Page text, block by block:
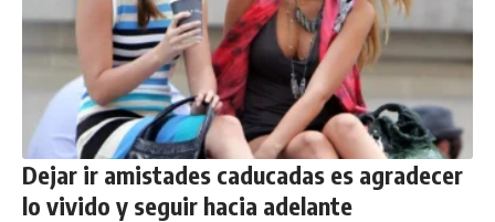
Dejar ir amistades caducadas es agradecer
lo vivido y seguir hacia adelante